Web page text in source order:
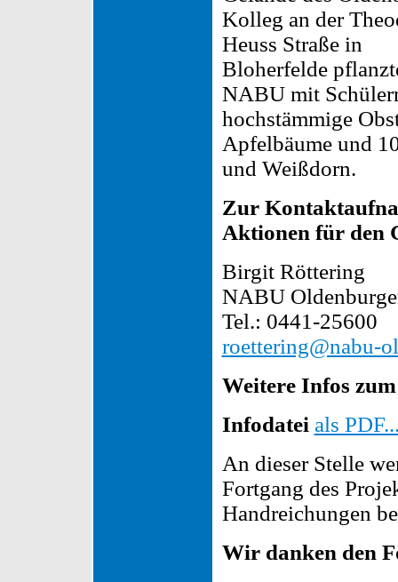
Kolleg an der
Heuss Straße in
Bloherfelde
NABU mit
hochstämmige
Apfelbäume und
und Weißdorn.
Zur
Aktionen für den
Birgit Röttering
NABU
Tel.: 0441-25600
roettering@nabu-
Weitere Infos
Infodatei als
An dieser Stelle
Fortgang des
Handreichungen
Wir danken den